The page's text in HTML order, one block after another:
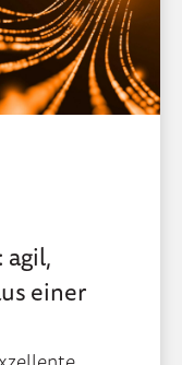
einer